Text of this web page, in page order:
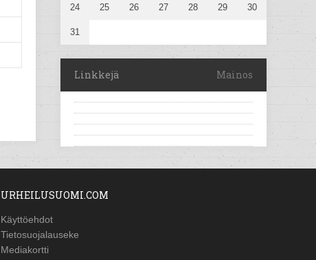
24 25 26 27 28 29 30
31
Linkkejä Mainos
URHEILUSUOMI.COM
Käyttöehdot
Tietosuojalauseke
Mediakortti